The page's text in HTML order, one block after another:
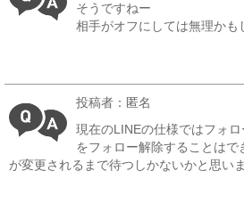
そうですねー
相手がオフにしては無理かも
投稿者：匿名
現在のLINEの仕様ではフォ
をフォロー解除することは
が変更されるまで待つしかないかと思いま